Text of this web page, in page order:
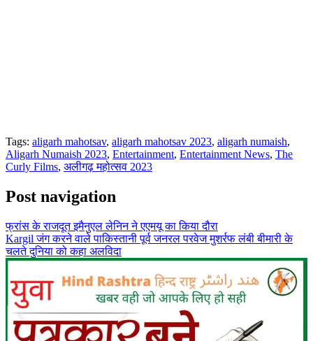
Tags: aligarh mahotsav, aligarh mahotsav 2023, aligarh numaish,
Aligarh Numaish 2023, Entertainment, Entertainment News, The
Curly Films, अलीगढ़ महोत्सव 2023
Post navigation
फ्रांस के राजदूत इमैनुएल लेनिन ने एएमयू का किया दौरा
Kargil जंग करने वाले पाकिस्तानी पूर्व जनरल परवेज मुशर्रफ लंबी बीमारी के
चलते दुनिया को कहा अलविदा